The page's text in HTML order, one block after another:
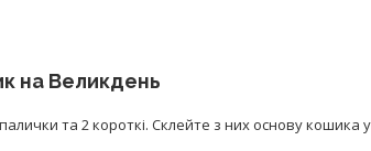
на Великдень
палички та 2 короткі. Склейте з них основу кошика